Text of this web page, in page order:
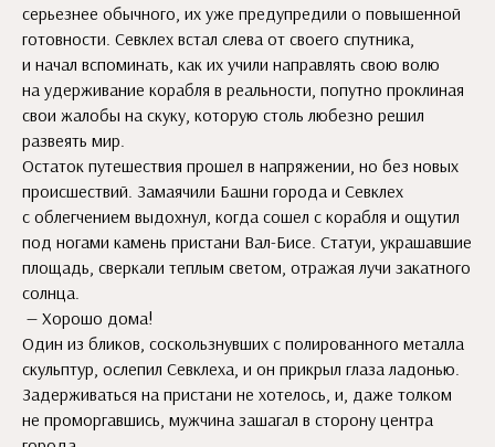
серьезнее обычного, их уже предупредили о повышенной
готовности. Севклех встал слева от своего спутника,
и начал вспоминать, как их учили направлять свою волю
на удерживание корабля в реальности, попутно проклиная
свои жалобы на скуку, которую столь любезно решил
развеять мир.
Остаток путешествия прошел в напряжении, но без новых
происшествий. Замаячили Башни города и Севклех
с облегчением выдохнул, когда сошел с корабля и ощутил
под ногами камень пристани Вал-Бисе. Статуи, украшавшие
площадь, сверкали теплым светом, отражая лучи закатного
солнца.
— Хорошо дома!
Один из бликов, соскользнувших с полированного металла
скульптур, ослепил Севклеха, и он прикрыл глаза ладонью.
Задерживаться на пристани не хотелось, и, даже толком
не проморгавшись, мужчина зашагал в сторону центра